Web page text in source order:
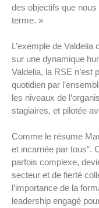
des objectifs que
terme. »
L’exemple de
sur une dynamique
Valdelia, la RSE n’est
quotidien par
les niveaux de
stagiaires, et pilotée
Comme le résume
et incarnée par tous”.
parfois complexe,
secteur et de fierté
l’importance de la
leadership engagé